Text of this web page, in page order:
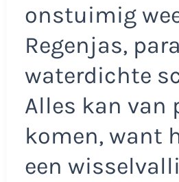
onstuimig
Regenjas,
waterdichte
Alles kan van
komen, want
een